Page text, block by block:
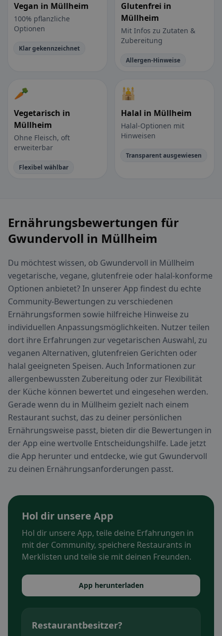
Vegan in Müllheim
100% pflanzliche
Optionen
Klar gekennzeichnet
Glutenfrei in
Müllheim
Mit Infos zu Zutaten &
Zubereitung
Allergen-Hinweise
🥕
Vegetarisch in
Müllheim
Ohne Fleisch, oft
erweiterbar
Flexibel wählbar
🕌
Halal in Müllheim
Halal-Optionen mit
Hinweisen
Transparent ausgewiesen
Ernährungsbewertungen für
Gwundervoll in Müllheim
Du möchtest wissen, ob Gwundervoll in Müllheim
vegetarische, vegane, glutenfreie oder halal-konforme
Optionen anbietet? In unserer App findest du echte
Community-Bewertungen zu verschiedenen
Ernährungsformen sowie hilfreiche Hinweise zu
individuellen Anpassungsmöglichkeiten. Nutzer teilen
dort ihre Erfahrungen zur vegetarischen Auswahl, zu
veganen Alternativen, glutenfreien Gerichten oder
halal geeigneten Speisen. Auch Informationen zur
allergenbewussten Zubereitung oder zur Flexibilität
der Küche können bewertet und eingesehen werden.
Gerade wenn du in Müllheim gezielt nach einem
Restaurant suchst, das zu deiner persönlichen
Ernährungsweise passt, bieten dir die Bewertungen in
der App eine wertvolle Entscheidungshilfe. Lade jetzt
die App herunter und entdecke, wie gut Gwundervoll
zu deinen Ernährungsanforderungen passt.
Hol dir unsere App
Hol dir unsere App, teile deine Erfahrungen in
mit der Community, speichere Restaurants in
Merklisten und teile sie mit deinen Freunden.
App herunterladen
Restaurantbesitzer?